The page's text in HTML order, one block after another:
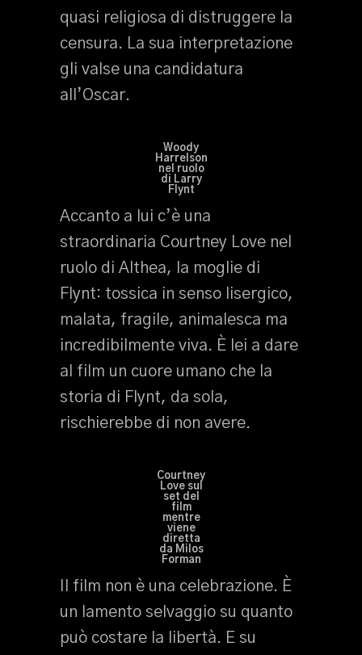
quasi religiosa di distruggere la
censura. La sua interpretazione
gli valse una candidatura
all’Oscar.
Woody
Harrelson
nel ruolo
di Larry
Flynt
Accanto a lui c’è una
straordinaria Courtney Love nel
ruolo di Althea, la moglie di
Flynt: tossica in senso lisergico,
malata, fragile, animalesca ma
incredibilmente viva. È lei a dare
al film un cuore umano che la
storia di Flynt, da sola,
rischierebbe di non avere.
Courtney
Love sul
set del
film
mentre
viene
diretta
da Milos
Forman
Il film non è una celebrazione. È
un lamento selvaggio su quanto
può costare la libertà. E su